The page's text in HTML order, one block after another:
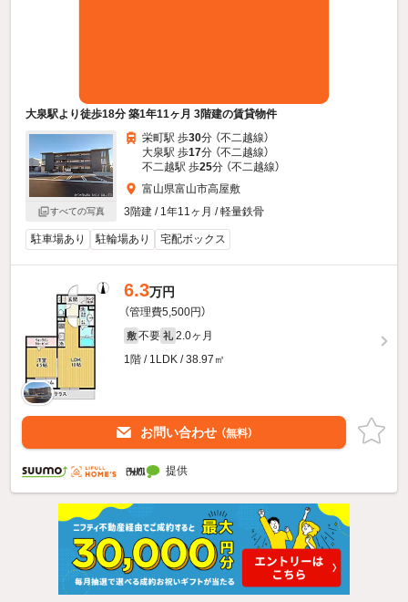
大泉駅より徒歩18分 築1年11ヶ月 3階建の賃貸物件
すべての写真
栄町駅 歩30分 （不二越線）
大泉駅 歩17分 （不二越線）
不二越駅 歩25分 （不二越線）
富山県富山市高屋敷
3階建 / 1年11ヶ月 / 軽量鉄骨
駐車場あり 駐輪場あり 宅配ボックス
6.3万円
（管理費5,500円）
敷 不要 礼 2.0ヶ月
1階 / 1LDK / 38.97㎡
お問い合わせ （無料）
提供